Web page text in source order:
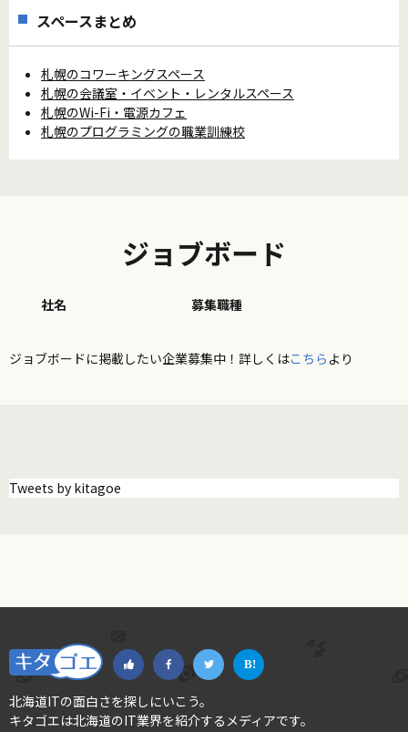
スペースまとめ
札幌のコワーキングスペース
札幌の会議室・イベント・レンタルスペース
札幌のWi-Fi・電源カフェ
札幌のプログラミングの職業訓練校
ジョブボード
社名 募集職種
ジョブボードに掲載したい企業募集中！詳しくはこちら より
Tweets by kitagoe
北海道ITの面白さを探しにいこう。
キタゴエは北海道のIT業界を紹介するメディアです。